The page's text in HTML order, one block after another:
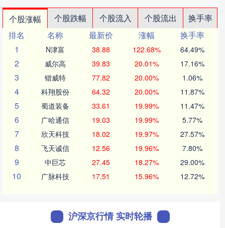
个股涨幅 个股跌幅 个股流入 个股流出
换手率
排名
名称 最新价 涨幅
换手率
1
N津富 38.88 122.68% 64.49%
2 威尔高 39.83 20.01% 17.16%
3 锴威特 77.82 20.00% 1.06%
4 科翔股份 64.32 20.00% 11.87%
5 蜀道装备 33.61 19.99% 11.47%
6 广哈通信 19.03 19.99% 5.77%
7 欣天科技 18.02 19.97% 27.57%
8 飞天诚信 12.56 19.96% 7.80%
9 中巨芯 27.45 18.27% 29.00%
10 广脉科技 17.51 15.96% 12.72%
沪深京行情 实时轮播